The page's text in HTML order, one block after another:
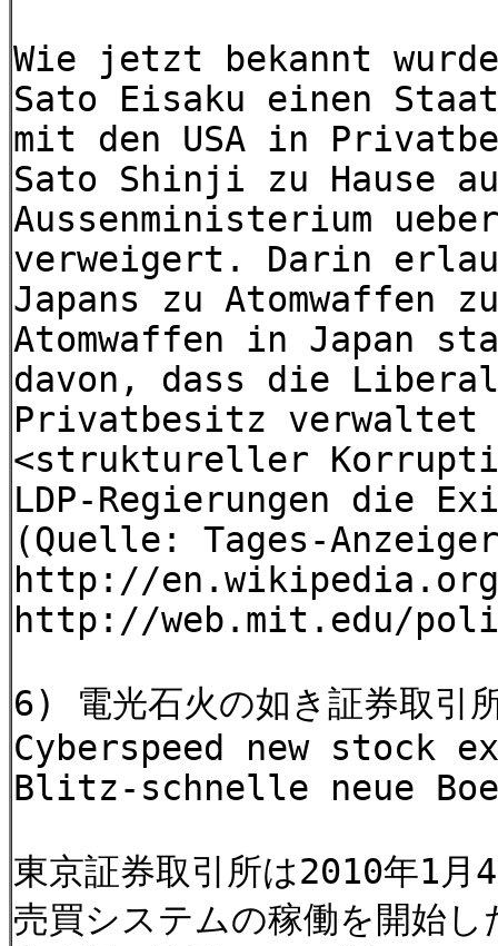
Wie jetzt bekannt
Sato Eisaku einen
mit den USA in
Sato Shinji zu Hause
Aussenministerium
verweigert. Darin
Japans zu Atomwaffen
Atomwaffen in Japan
davon, dass die
Privatbesitz verwaltet
<struktureller
LDP-Regierungen die
(Quelle: Tages-
http://en.wikipedia.org/
http://web.mit.edu/
6) 電光石火の如き証券取引
Cyberspeed new stock
Blitz-schnelle neue
東京証券取引所は2010年1月
売買システムの稼働を開始